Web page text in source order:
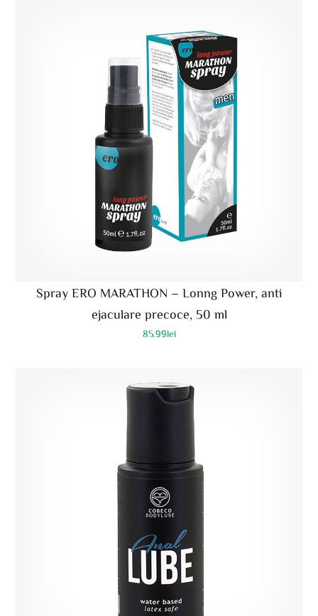
Spray ERO MARATHON – Lonng Power, anti
ejaculare precoce, 50 ml
85.99lei